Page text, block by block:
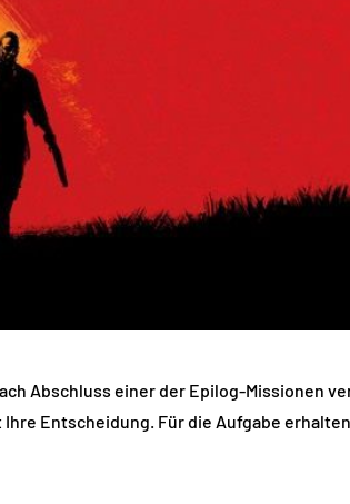
Abschluss einer der Epilog-Missionen
Entscheidung. Für die Aufgabe erhalten